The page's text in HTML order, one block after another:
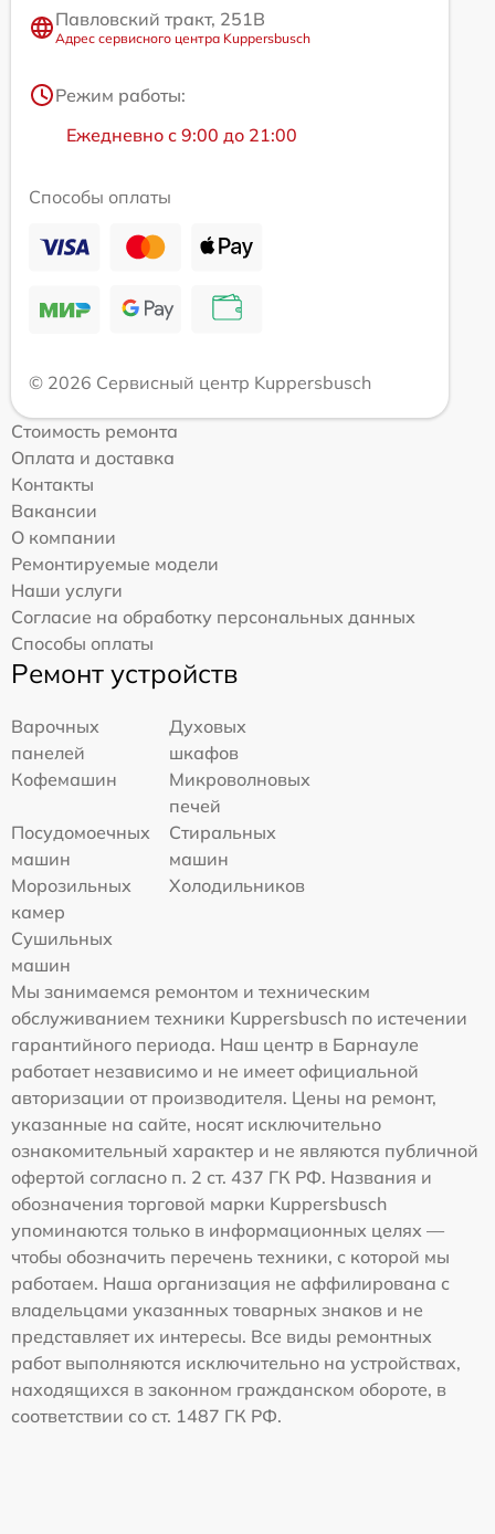
Павловский тракт, 251В
Адрес сервисного центра Kuppersbusch
Режим работы:
Ежедневно с 9:00 до 21:00
Способы оплаты
© 2026 Сервисный центр Kuppersbusch
Стоимость ремонта
Оплата и доставка
Контакты
Вакансии
О компании
Ремонтируемые модели
Наши услуги
Согласие на обработку персональных данных
Способы оплаты
Ремонт устройств
Варочных
панелей
Духовых
шкафов
Кофемашин
Микроволновых
печей
Посудомоечных
машин
Стиральных
машин
Морозильных
камер
Холодильников
Сушильных
машин
Мы занимаемся ремонтом и техническим
обслуживанием техники Kuppersbusch по истечении
гарантийного периода. Наш центр в Барнауле
работает независимо и не имеет официальной
авторизации от производителя. Цены на ремонт,
указанные на сайте, носят исключительно
ознакомительный характер и не являются публичной
офертой согласно п. 2 ст. 437 ГК РФ. Названия и
обозначения торговой марки Kuppersbusch
упоминаются только в информационных целях —
чтобы обозначить перечень техники, с которой мы
работаем. Наша организация не аффилирована с
владельцами указанных товарных знаков и не
представляет их интересы. Все виды ремонтных
работ выполняются исключительно на устройствах,
находящихся в законном гражданском обороте, в
соответствии со ст. 1487 ГК РФ.